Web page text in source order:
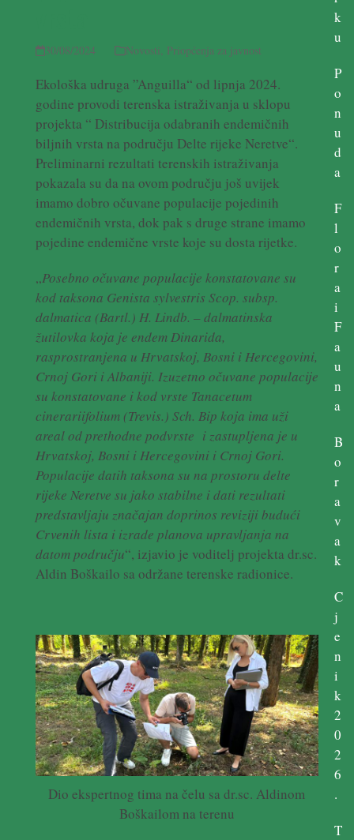
30/08/2024 Novosti, Priopćenja za javnost
Ekološka udruga ”Anguilla“ od lipnja 2024.
godine provodi terenska istraživanja u sklopu
projekta “ Distribucija odabranih endemičnih
biljnih vrsta na području Delte rijeke Neretve“.
Preliminarni rezultati terenskih istraživanja
pokazala su da na ovom području još uvijek
imamo dobro očuvane populacije pojedinih
endemičnih vrsta, dok pak s druge strane imamo
pojedine endemične vrste koje su dosta rijetke.
„Posebno očuvane populacije konstatovane su
kod taksona Genista sylvestris Scop. subsp.
dalmatica (Bartl.) H. Lindb. – dalmatinska
žutilovka koja je endem Dinarida,
rasprostranjena u Hrvatskoj, Bosni i Hercegovini,
Crnoj Gori i Albaniji. Izuzetno očuvane populacije
su konstatovane i kod vrste Tanacetum
cinerariifolium (Trevis.) Sch. Bip koja ima uži
areal od prethodne podvrste i zastupljena je u
Hrvatskoj, Bosni i Hercegovini i Crnoj Gori.
Populacije datih taksona su na prostoru delte
rijeke Neretve su jako stabilne i dati rezultati
predstavljaju značajan doprinos reviziji budući
Crvenih lista i izrade planova upravljanja na
datom području“, izjavio je voditelj projekta dr.sc.
Aldin Boškailo sa održane terenske radionice.
Dio ekspertnog tima na čelu sa dr.sc. Aldinom
Boškailom na terenu
k
u
P
o
n
u
d
a
F
l
o
r
a
i
F
a
u
n
a
B
o
r
a
v
a
k
C
j
e
n
i
k
2
0
2
6
.
T